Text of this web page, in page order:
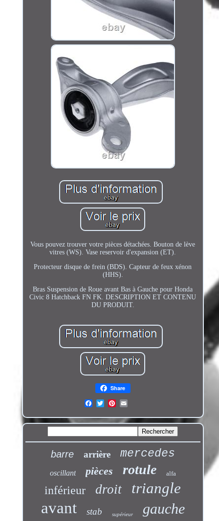
Vous pouvez trouver votre pièces détachées. Bouton de lève
vitres (WS). Vase reservoir d'expansion (ET).
Protecteur disque de frein (BDS). Capteur de feux xénon
(HHS).
Bras Suspension de Roue avant Bas à Gauche pour Honda
Civic 8 Hatchback FN FK. DESCRIPTION ET CONTENU
DU PRODUIT.
Share
barre arrière mercedes
oscillant pièces rotule alfa
inférieur droit triangle
avant stab supérieur gauche